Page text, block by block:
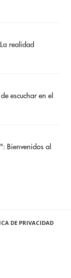
realidad
escuchar en el
Bienvenidos al
DE PRIVACIDAD